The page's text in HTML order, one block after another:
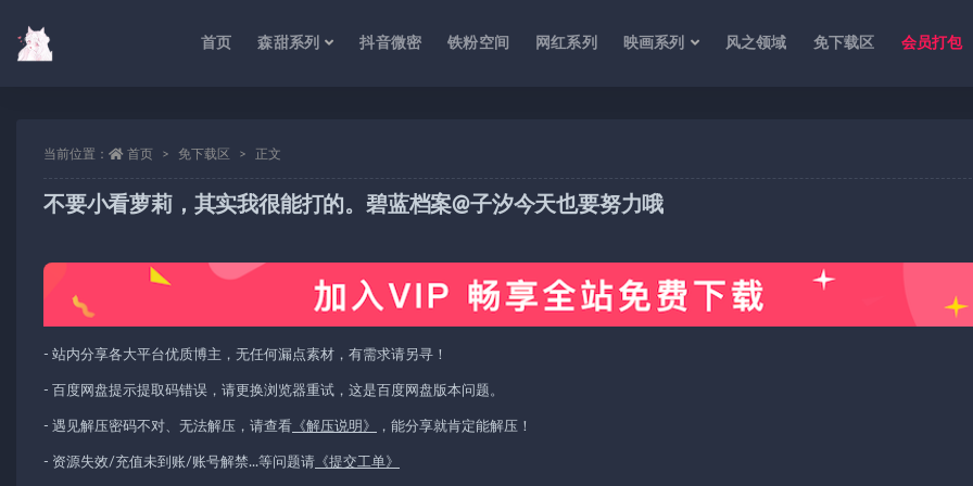
首页 森甜系列 抖音微密 铁粉空间 网红系列 映画系列 风之领域 免下载区 会员打包
当前位置： 首页 免下载区 正文
不要小看萝莉，其实我很能打的。碧蓝档案@子汐今天也要努力哦
- 站内分享各大平台优质博主，无任何漏点素材，有需求请另寻！
- 百度网盘提示提取码错误，请更换浏览器重试，这是百度网盘版本问题。
- 遇见解压密码不对、无法解压，请查看 《解压说明》 ，能分享就肯定能解压！
- 资源失效/充值未到账/账号解禁...等问题请 《提交工单》